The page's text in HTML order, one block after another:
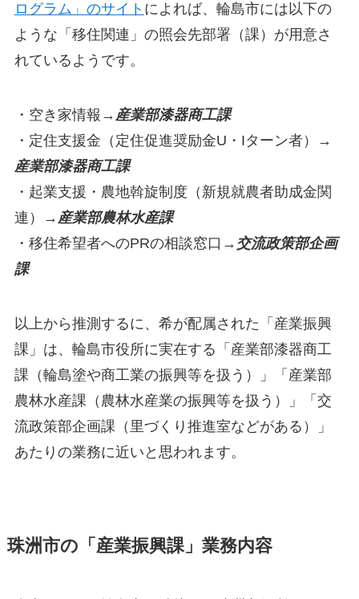
ログラム」のサイト によれば、輪島市には以下の
ような「移住関連」の照会先部署（課）が用意さ
れているようです。
・空き家情報→ 産業部漆器商工課
・定住支援金（定住促進奨励金U・Iターン者）→
産業部漆器商工課
・起業支援・農地斡旋制度（新規就農者助成金関
連）→ 産業部農林水産課
・移住希望者へのPRの相談窓口→ 交流政策部企画
課
以上から推測するに、希が配属された「産業振興
課」は、輪島市役所に実在する「産業部漆器商工
課（輪島塗や商工業の振興等を扱う）」「産業部
農林水産課（農林水産業の振興等を扱う）」「交
流政策部企画課（里づくり推進室などがある）」
あたりの業務に近いと思われます。
珠洲市の「産業振興課」業務内容